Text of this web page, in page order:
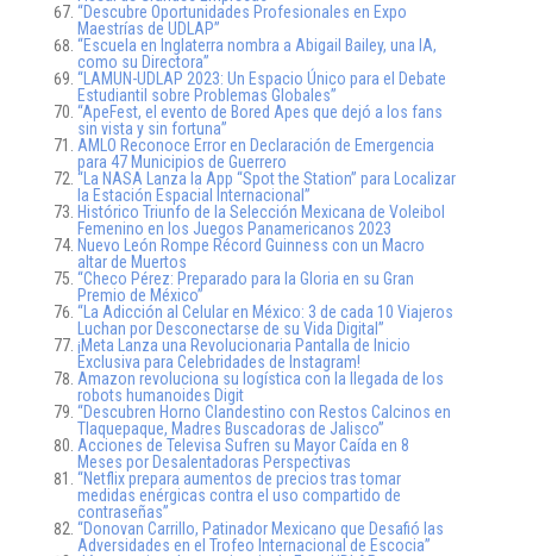
“Descubre Oportunidades Profesionales en Expo
Maestrías de UDLAP”
“Escuela en Inglaterra nombra a Abigail Bailey, una IA,
como su Directora”
“LAMUN-UDLAP 2023: Un Espacio Único para el Debate
Estudiantil sobre Problemas Globales”
“ApeFest, el evento de Bored Apes que dejó a los fans
sin vista y sin fortuna”
AMLO Reconoce Error en Declaración de Emergencia
para 47 Municipios de Guerrero
“La NASA Lanza la App “Spot the Station” para Localizar
la Estación Espacial Internacional”
Histórico Triunfo de la Selección Mexicana de Voleibol
Femenino en los Juegos Panamericanos 2023
Nuevo León Rompe Récord Guinness con un Macro
altar de Muertos
“Checo Pérez: Preparado para la Gloria en su Gran
Premio de México”
“La Adicción al Celular en México: 3 de cada 10 Viajeros
Luchan por Desconectarse de su Vida Digital”
¡Meta Lanza una Revolucionaria Pantalla de Inicio
Exclusiva para Celebridades de Instagram!
Amazon revoluciona su logística con la llegada de los
robots humanoides Digit
“Descubren Horno Clandestino con Restos Calcinos en
Tlaquepaque, Madres Buscadoras de Jalisco”
Acciones de Televisa Sufren su Mayor Caída en 8
Meses por Desalentadoras Perspectivas
“Netflix prepara aumentos de precios tras tomar
medidas enérgicas contra el uso compartido de
contraseñas”
“Donovan Carrillo, Patinador Mexicano que Desafió las
Adversidades en el Trofeo Internacional de Escocia”